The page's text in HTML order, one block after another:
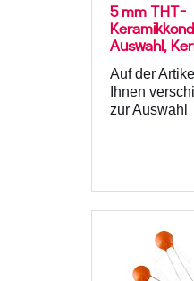
5 mm THT-
Auswahl,
Auf der
Ihnen
zur Auswahl